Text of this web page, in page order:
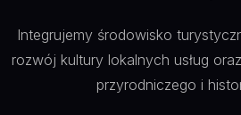
Integrujemy środowisko
rozwój kultury lokalnych usług
przyrodniczego i